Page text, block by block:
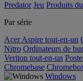
Predator Jeu Produits
Par série
Acer Aspire tout-en-un
Nitro Ordinateurs de
Veriton tout-en-un
Chromebase
Windows